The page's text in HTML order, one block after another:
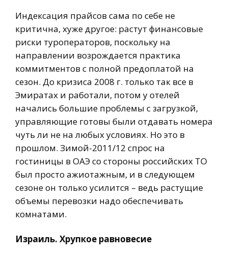
Индексация прайсов сама по себе не
критична, хуже другое: растут финансовые
риски туроператоров, поскольку на
направлении возрождается практика
коммитментов с полной предоплатой на
сезон. До кризиса 2008 г. только так все в
Эмиратах и работали, потом у отелей
начались большие проблемы с загрузкой,
управляющие готовы были отдавать номера
чуть ли не на любых условиях. Но это в
прошлом. Зимой-2011/12 спрос на
гостиницы в ОАЭ со стороны российских ТО
был просто ажиотажным, и в следующем
сезоне он только усилится – ведь растущие
объемы перевозки надо обеспечивать
комнатами.
Израиль. Хрупкое равновесие